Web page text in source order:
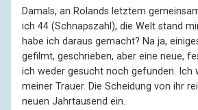
Damals, an Rolands letztem
ich 44 (Schnapszahl), die Welt stand
habe ich daraus gemacht? Na ja,
gefilmt, geschrieben, aber eine neue,
ich weder gesucht noch gefunden. Ich
meiner Trauer. Die Scheidung von ihr
neuen Jahrtausend ein.